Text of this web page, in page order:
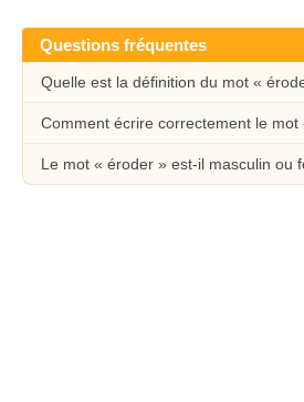
Questions fréquentes
Quelle est la définition du mot «
Comment écrire correctement le mot
Le mot « éroder » est-il masculin ou